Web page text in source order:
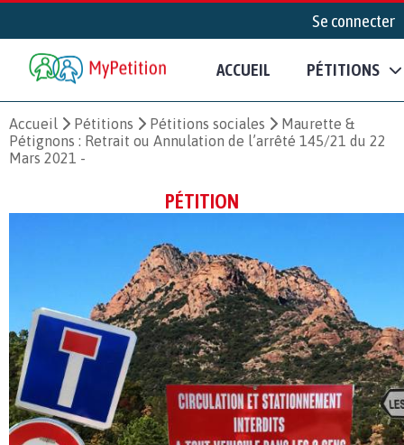
Se connecter
ACCUEIL PÉTITIONS
Accueil Pétitions Pétitions sociales
Maurette &
Pétignons : Retrait ou Annulation de l’arrêté 145/21 du 22
Mars 2021 -
PÉTITION